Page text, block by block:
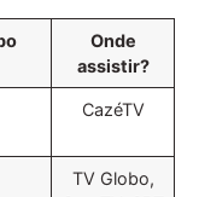
Onde
assistir?
CazéTV
TV Globo,